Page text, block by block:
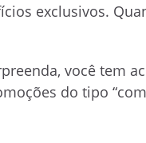
exclusivos.
você tem
do tipo